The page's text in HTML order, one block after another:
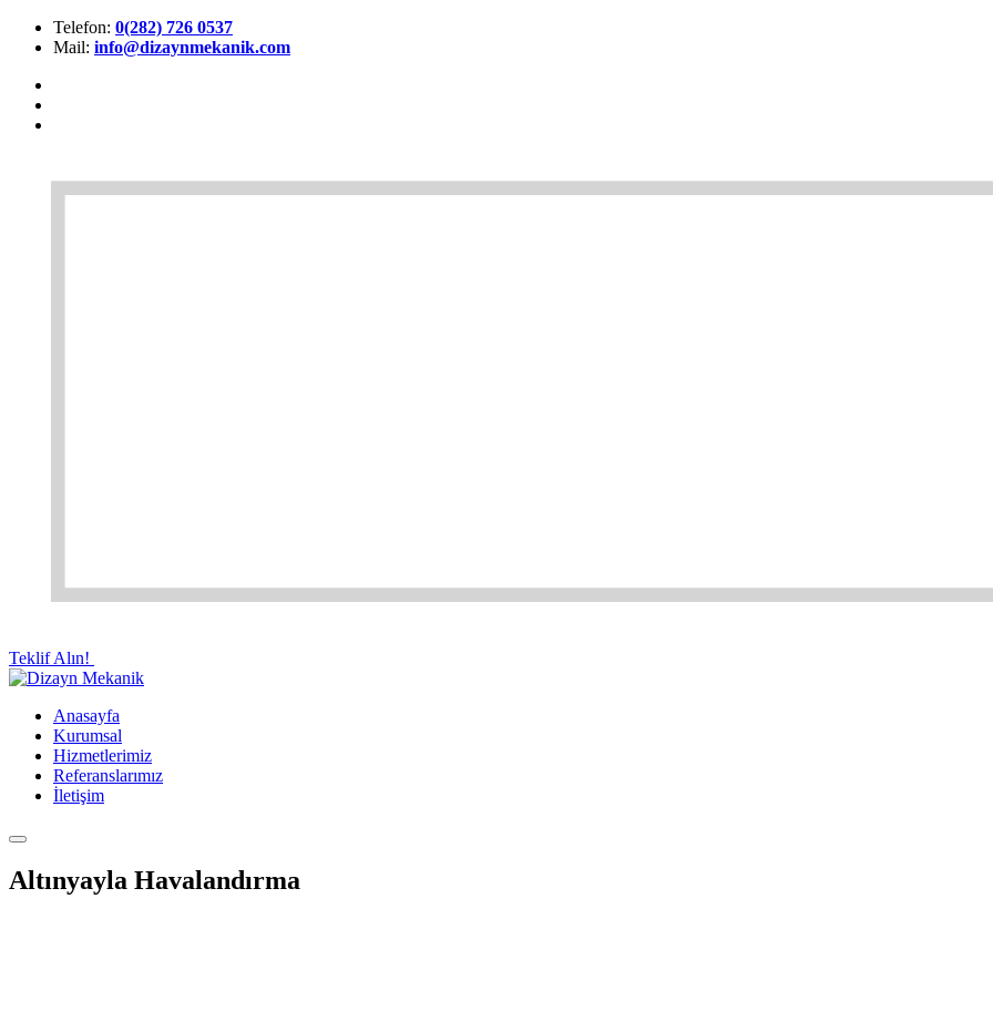
Telefon: 0(282) 726 0537
Mail: info@dizaynmekanik.com
Teklif Alın!
Anasayfa
Kurumsal
Hizmetlerimiz
Referanslarımız
İletişim
Altınyayla Havalandırma